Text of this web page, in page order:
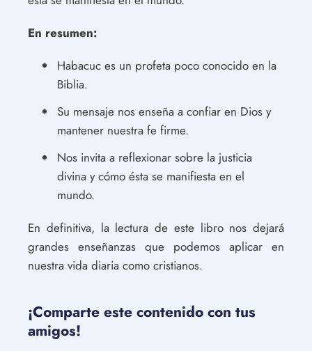
En resumen:
Habacuc es un profeta poco conocido en la
Biblia.
Su mensaje nos enseña a confiar en Dios y
mantener nuestra fe firme.
Nos invita a reflexionar sobre la justicia
divina y cómo ésta se manifiesta en el
mundo.
En definitiva, la lectura de este libro nos dejará
grandes enseñanzas que podemos aplicar en
nuestra vida diaria como cristianos.
¡Comparte este contenido con tus
amigos!